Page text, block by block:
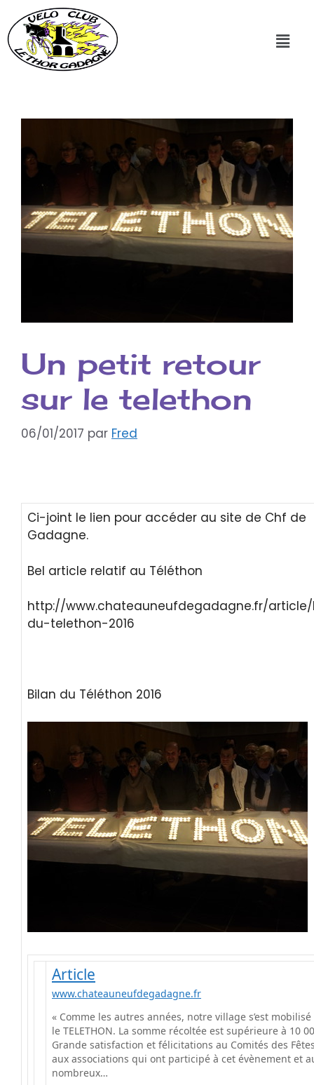
Un petit retour
sur le telethon
06/01/2017 par Fred
Ci-joint le lien pour accéder au site de Chf de
Gadagne.
Bel article relatif au Téléthon
http://www.chateauneufdegadagne.fr/
du-telethon-2016
Bilan du Téléthon 2016
Article
www.chateauneufdegadagne.fr
« Comme les autres années, notre village s’est
le TELETHON. La somme récoltée est supérieure à 10
Grande satisfaction et félicitations au Comités des
aux associations qui ont participé à cet évènement et
nombreux…